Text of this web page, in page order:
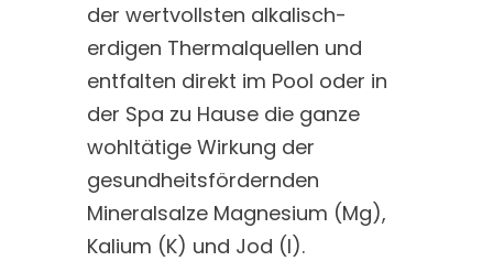
der wertvollsten alkalisch-
erdigen Thermalquellen und
entfalten direkt im Pool oder in
der Spa zu Hause die ganze
wohltätige Wirkung der
gesundheitsfördernden
Mineralsalze Magnesium (Mg),
Kalium (K) und Jod (I).